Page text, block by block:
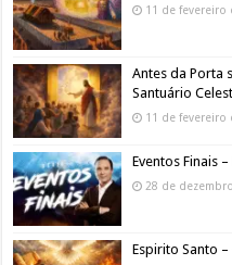
11 de fevereiro
Antes da Porta
Santuário
11 de fevereiro
Eventos Finais
28 de
Espirito Santo